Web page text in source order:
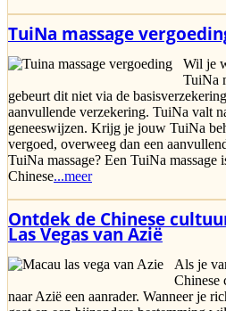
TuiNa massage
Wil je
TuiNa
gebeurt dit niet via de
aanvullende verzekering. TuiNa valt
geneeswijzen. Krijg je jouw TuiNa
vergoed, overweeg dan een
TuiNa massage? Een TuiNa massage
Chinese...meer
Ontdek de Chinese
Las Vegas van Azië
Als je
Chinese
naar Azië een aanrader. Wanneer je